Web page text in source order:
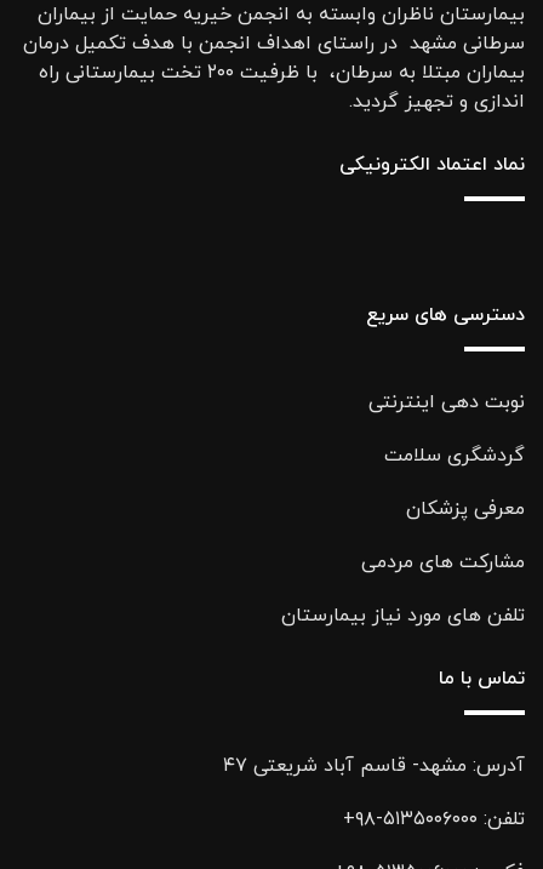
بیمارستان ناظران وابسته به انجمن خیریه حمایت از بیماران
سرطانی مشهد در راستای اهداف انجمن با هدف تکمیل درمان
بیماران مبتلا به سرطان، با ظرفیت ۲۰۰ تخت بیمارستانی راه
اندازی و تجهیز گردید.
نماد اعتماد الکترونیکی
دسترسی های سریع
نوبت دهی اینترنتی
گردشگری سلامت
معرفی پزشکان
مشارکت های مردمی
تلفن های مورد نیاز بیمارستان
تماس با ما
آدرس: مشهد- قاسم آباد شریعتی ۴۷
تلفن: ۵۱۳۵۰۰۶۰۰۰-۹۸+